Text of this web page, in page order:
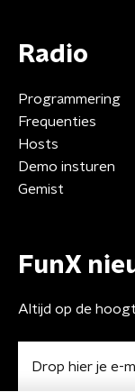
Radio
Programmering
Frequenties
Hosts
Demo insturen
Gemist
FunX
Altijd op de